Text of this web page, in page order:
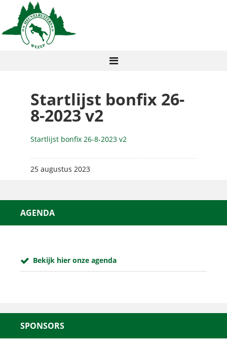
Startlijst bonfix 26-
8-2023 v2
Startlijst bonfix 26-8-2023 v2
25 augustus 2023
AGENDA
Bekijk hier onze agenda
SPONSORS